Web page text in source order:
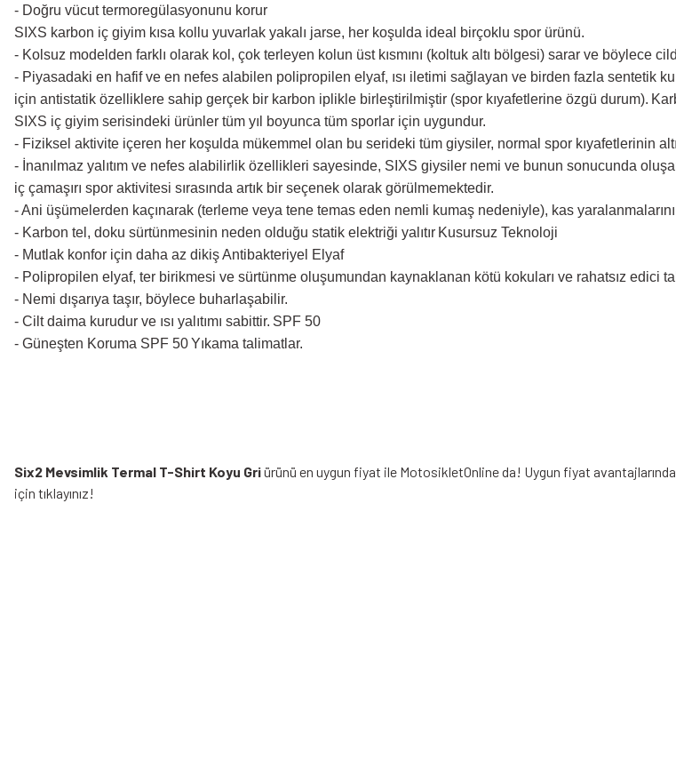
- Doğru vücut termoregülasyonunu korur
SIXS karbon iç giyim kısa kollu yuvarlak yakalı jarse, her koşulda ideal birçoklu spor ürünü.
- Kolsuz modelden farklı olarak kol, çok terleyen kolun üst kısmını (koltuk altı bölgesi) sarar ve böylece
- Piyasadaki en hafif ve en nefes alabilen polipropilen elyaf, ısı iletimi sağlayan ve birden fazla sentetik
için antistatik özelliklere sahip gerçek bir karbon iplikle birleştirilmiştir (spor kıyafetlerine özgü durum).
SIXS iç giyim serisindeki ürünler tüm yıl boyunca tüm sporlar için uygundur.
- Fiziksel aktivite içeren her koşulda mükemmel olan bu serideki tüm giysiler, normal spor kıyafetlerinin
- İnanılmaz yalıtım ve nefes alabilirlik özellikleri sayesinde, SIXS giysiler nemi ve bunun sonucunda
iç çamaşırı spor aktivitesi sırasında artık bir seçenek olarak görülmemektedir.
- Ani üşümelerden kaçınarak (terleme veya tene temas eden nemli kumaş nedeniyle), kas
- Karbon tel, doku sürtünmesinin neden olduğu statik elektriği yalıtır Kusursuz Teknoloji
- Mutlak konfor için daha az dikişAntibakteriyel Elyaf
- Polipropilen elyaf, ter birikmesi ve sürtünme oluşumundan kaynaklanan kötü kokuları ve rahatsız edici
- Nemi dışarıya taşır, böylece buharlaşabilir.
- Cilt daima kurudur ve ısı yalıtımı sabittir. SPF 50
- Güneşten Koruma SPF 50Yıkama talimatlar.
Six2 Mevsimlik Termal T-Shirt Koyu Griürünü en uygun fiyat ile MotosikletOnline da! Uygun fiyat
için tıklayınız!